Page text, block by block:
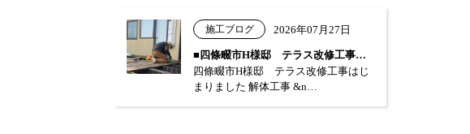
施工ブログ 2026年07月27日
■四條畷市H様邸 テラス改修工事はじまり…
四條畷市H様邸 テラス改修工事はじ
まりました 解体工事 &n…